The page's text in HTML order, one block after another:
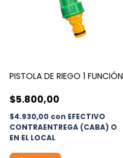
PISTOLA DE RIEGO 1 FUNCIÓN
$5.800,00
$4.930,00 con EFECTIVO
CONTRAENTREGA (CABA) O
EN EL LOCAL